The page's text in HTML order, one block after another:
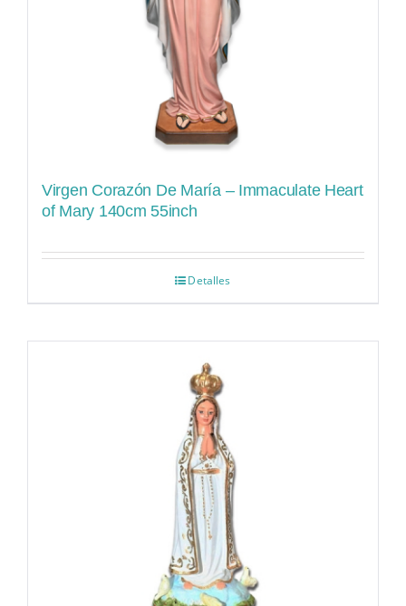
Virgen Corazón De María – Immaculate Heart
of Mary 140cm 55inch
Detalles